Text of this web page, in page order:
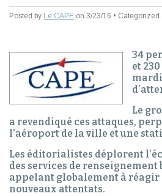
Posted by Le CAPE on 3/23/16 • Categorized
34
et
Le
a revendiqué ces attaques,
l’aéroport de la ville et une
Les éditorialistes déplorent
des services de renseignement
appelant globalement à réagir
nouveaux attentats.